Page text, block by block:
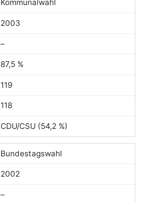
Kommunalwahl
2003
–
87,5 %
119
118
CDU/CSU (54,2 %)
Bundestagswahl
2002
–